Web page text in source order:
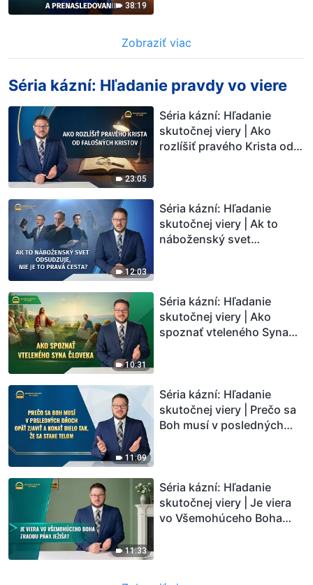
38:19
Zobraziť viac
Séria kázní: Hľadanie pravdy vo viere
23:05
Séria kázní: Hľadanie
skutočnej viery | Ako
rozlíšiť pravého Krista od
12:03
Séria kázní: Hľadanie
skutočnej viery | Ak to
náboženský svet
10:31
Séria kázní: Hľadanie
skutočnej viery | Ako
spoznať vteleného Syna
11:09
Séria kázní: Hľadanie
skutočnej viery | Prečo sa
Boh musí v posledných
11:33
Séria kázní: Hľadanie
skutočnej viery | Je viera
vo Všemohúceho Boha